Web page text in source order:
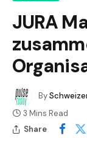
JURA
By
3 Mins Read
Share